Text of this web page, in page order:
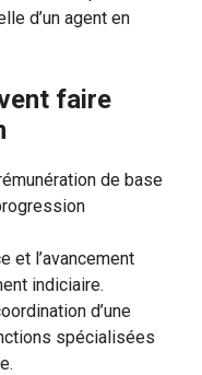
d’un agent en
faire
de base
et l’avancement
indiciaire.
d’une
spécialisées